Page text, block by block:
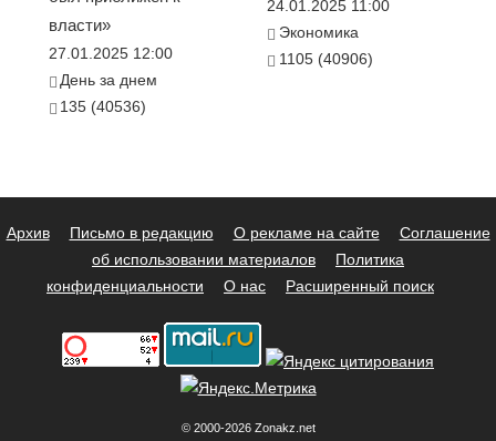
власти»
27.01.2025 12:00
День за днем
135 (40536)
24.01.2025 11:00
Экономика
1105 (40906)
Архив Письмо в редакцию О рекламе на сайте
Соглашение
об использовании материалов
Политика
конфиденциальности
О нас Расширенный поиск
© 2000-2026 Zonakz.net